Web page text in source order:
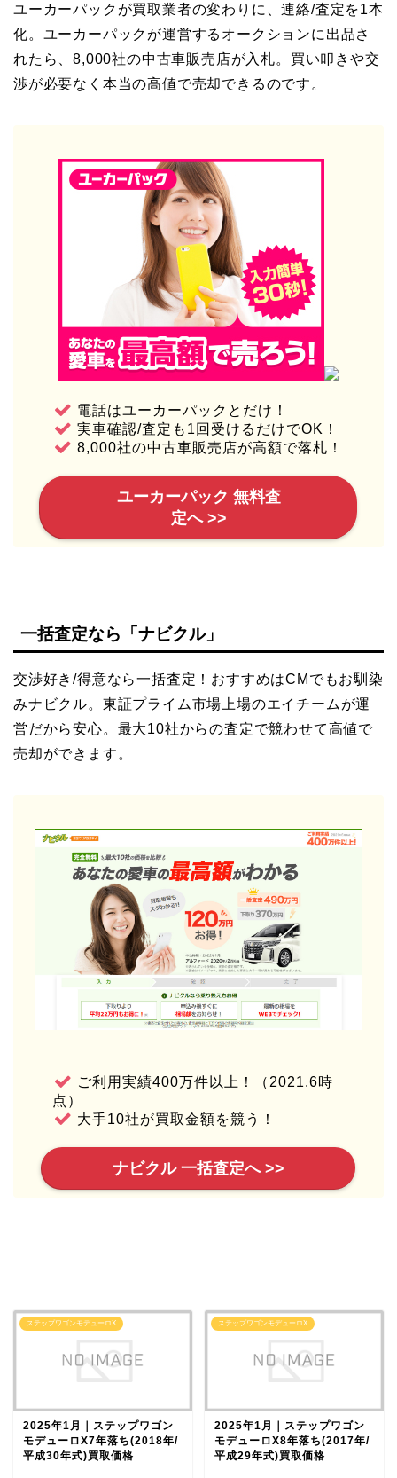
ユーカーパックが買取業者の変わりに、連絡/査定を1本
化。ユーカーパックが運営するオークションに出品さ
れたら、8,000社の中古車販売店が入札。買い叩きや交
渉が必要なく本当の高値で売却できるのです。
電話はユーカーパックとだけ！
実車確認/査定も1回受けるだけでOK！
8,000社の中古車販売店が高額で落札！
ユーカーパック 無料査
定へ >>
一括査定なら「ナビクル」
交渉好き/得意なら一括査定！おすすめはCMでもお馴染
みナビクル。東証プライム市場上場のエイチームが運
営だから安心。最大10社からの査定で競わせて高値で
売却ができます。
ご利用実績400万件以上！（2021.6時
点）
大手10社が買取金額を競う！
ナビクル 一括査定へ >>
ステップワゴンモデューロX
2025年1月｜ステップワゴン
モデューロX7年落ち(2018年/
平成30年式)買取価格
ステップワゴンモデューロX
2025年1月｜ステップワゴン
モデューロX8年落ち(2017年/
平成29年式)買取価格